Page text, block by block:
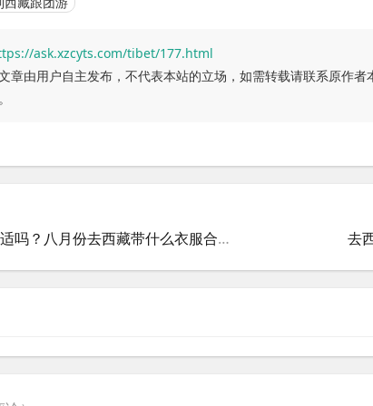
ask.xzcyts.com/tibet/177.html
章由用户自主发布，不代表本站的立场，如需转载请联系原作
八月去西藏旅游合适吗？八月份去西藏带什么衣服合适 去